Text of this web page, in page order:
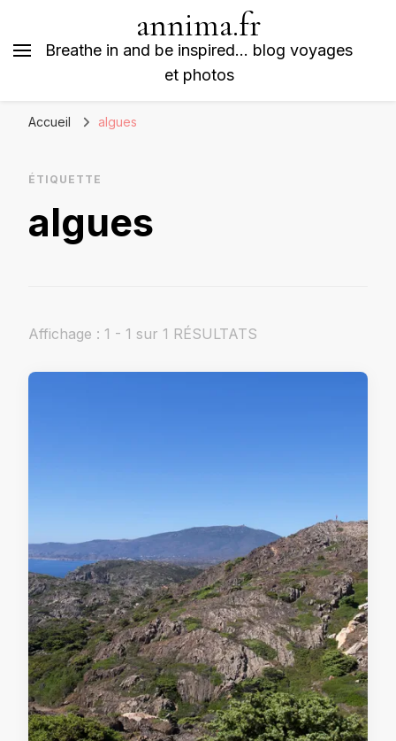
annima.fr
Breathe in and be inspired… blog voyages
et photos
Accueil algues
ÉTIQUETTE
algues
Affichage : 1 - 1 sur 1 RÉSULTATS